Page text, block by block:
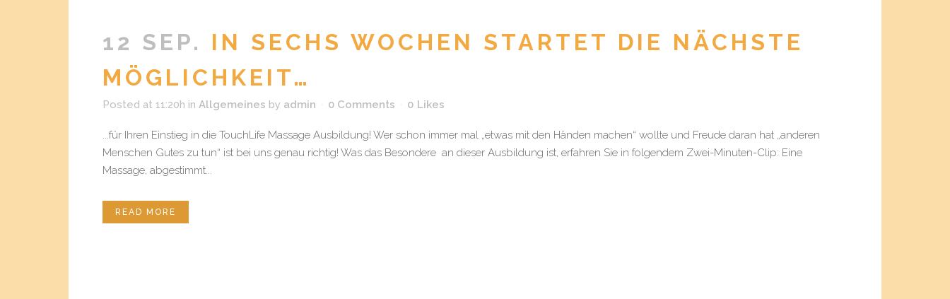
12 SEP. IN SECHS WOCHEN STARTET DIE NÄCHSTE
MÖGLICHKEIT…
Posted at 11:20h in Allgemeines by admin 0 Comments 0 Likes
...für Ihren Einstieg in die TouchLife Massage Ausbildung! Wer schon immer mal „etwas mit den Händen machen“ wollte und Freude daran hat „anderen
Menschen Gutes zu tun“ ist bei uns genau richtig! Was das Besondere an dieser Ausbildung ist, erfahren Sie in folgendem Zwei-Minuten-Clip: Eine
Massage, abgestimmt...
READ MORE